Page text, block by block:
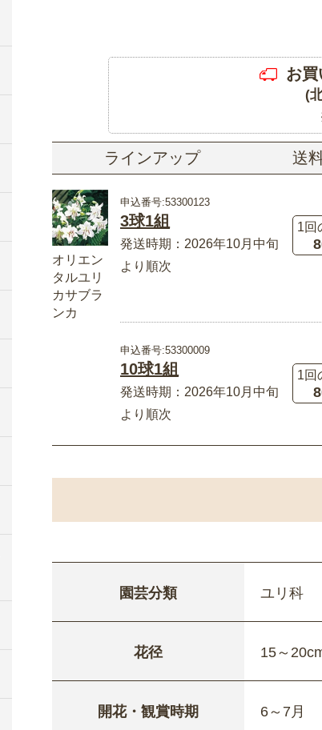
お
(
ラインアップ 送
オリエン
タルユリ
カサブラ
ンカ
申込番号:53300123
3球1組
発送時期：2026年10月中旬
より順次
1回
申込番号:53300009
10球1組
発送時期：2026年10月中旬
より順次
1回
園芸分類 ユリ科
花径 15～
開花・観賞時期 6～7月